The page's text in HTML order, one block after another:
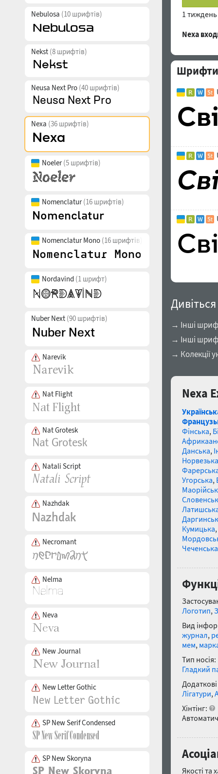
Nebulosa (10 шрифтів)
Nekst (8 шрифтів)
Neusa Next Pro (40 шрифтів)
Nexa (36 шрифтів)
Noeler(5 шрифтів)
Nomenclatur(16 шрифтів)
Nomenclatur Mono (16 шрифтів)
Nordavind (1 шрифт)
Nuber Next (90 шрифтів)
Narevik
Nat Flight
Nat Grotesk
Natali Script
Nazhdak
Necromant
Nelma
Neva
New Journal
New Letter Gothic
SP New Serif Condensed
SP New Skoryna
1
Nexa
Шрифти
→ Інші
→ Інші
→ Колекції
Nexa
Фінська,
Данська,
Норвезька
Угорська,
Кумицька,
Чеченська
Логотип,
Вид
журнал,
мем,
Тип носія:
Гладкий
Лігатури,
Хінтінг:
Якості та